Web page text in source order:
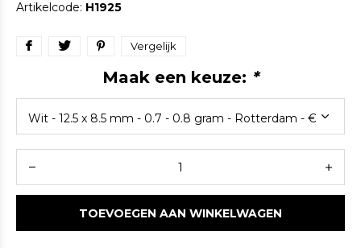
Artikelcode: H1925
Vergelijk
Maak een keuze: *
TOEVOEGEN AAN WINKELWAGEN